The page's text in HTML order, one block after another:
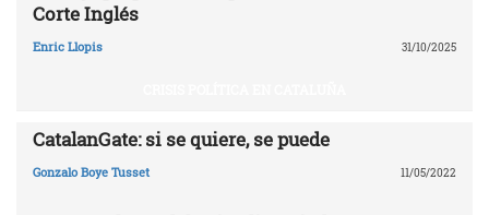
Corte Inglés
Enric Llopis 31/10/2025
CatalanGate: si se quiere, se puede
Gonzalo Boye Tusset 11/05/2022